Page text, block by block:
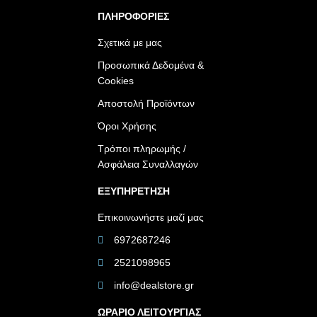
ΠΛΗΡΟΦΟΡΙΕΣ
Σχετικά με μας
Προσωπικά Δεδομένα &
Cookies
Αποστολή Προϊόντων
Όροι Χρήσης
Τρόποι πληρωμής /
Ασφάλεια Συναλλαγών
ΕΞΥΠΗΡΕΤΗΣΗ
Επικοινωνήστε μαζί μας
6972687246
2521098965
info@dealstore.gr
ΩΡΑΡΙΟ ΛΕΙΤΟΥΡΓΙΑΣ​